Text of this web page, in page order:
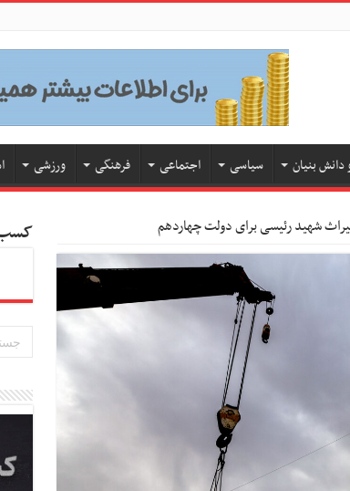
بنیان سیاسی اجتماعی فرهنگی ورزشی
شهید رئیسی برای دولت چهاردهم کسب